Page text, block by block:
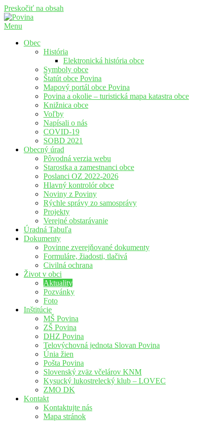
Preskočiť na obsah
Menu
Obec
História
Elektronická história obce
Symboly obce
Štatút obce Povina
Mapový portál obce Povina
Povina a okolie – turistická mapa katastra obce
Knižnica obce
Voľby
Napísali o nás
COVID-19
SOBD 2021
Obecný úrad
Pôvodná verzia webu
Starostka a zamestnanci obce
Poslanci OZ 2022-2026
Hlavný kontrolór obce
Noviny z Poviny
Rýchle správy zo samosprávy
Projekty
Verejné obstarávanie
Úradná Tabuľa
Dokumenty
Povinne zverejňované dokumenty
Formuláre, žiadosti, tlačivá
Civilná ochrana
Život v obci
Aktuality
Pozvánky
Foto
Inštitúcie
MŠ Povina
ZŠ Povina
DHZ Povina
Telovýchovná jednota Slovan Povina
Únia žien
Pošta Povina
Slovenský zväz včelárov KNM
Kysucký lukostrelecký klub – LOVEC
ZMO DK
Kontakt
Kontaktujte nás
Mapa stránok